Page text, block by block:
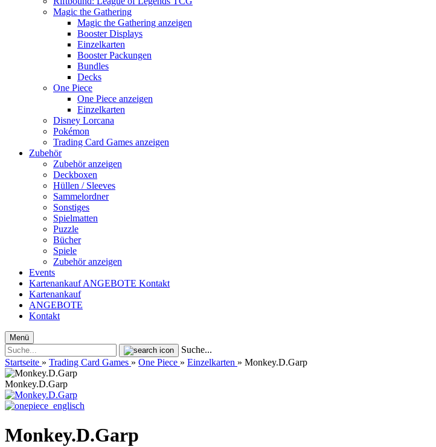
Magic the Gathering
Magic the Gathering anzeigen
Booster Displays
Einzelkarten
Booster Packungen
Bundles
Decks
One Piece
One Piece anzeigen
Einzelkarten
Disney Lorcana
Pokémon
Trading Card Games anzeigen
Zubehör
Zubehör anzeigen
Deckboxen
Hüllen / Sleeves
Sammelordner
Sonstiges
Spielmatten
Puzzle
Bücher
Spiele
Zubehör anzeigen
Events
KartenankaufANGEBOTE Kontakt
Kartenankauf
ANGEBOTE
Kontakt
Menü
Suche...
Startseite » Trading Card Games » One Piece » Einzelkarten » Monkey.D.Garp
Monkey.D.Garp
Monkey.D.Garp